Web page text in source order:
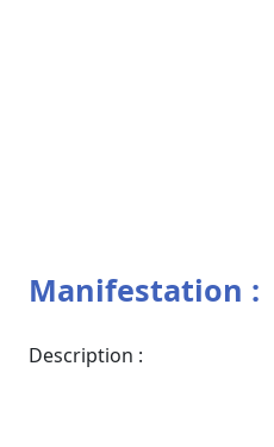
Manifestation :
Description :